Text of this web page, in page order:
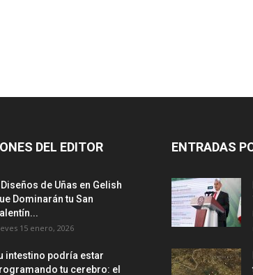
DEL EDITOR
Diseños de Uñas en Gelish
Dominarán tu San
15 enero, 2026
intestino podría estar
tu cerebro: el
ENTRADAS